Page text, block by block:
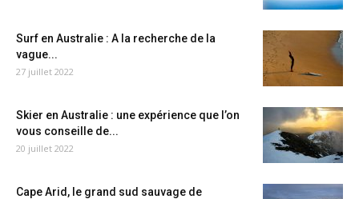
Surf en Australie : A la recherche de la
vague...
27 juillet 2022
Skier en Australie : une expérience que l’on
vous conseille de...
20 juillet 2022
Cape Arid, le grand sud sauvage de